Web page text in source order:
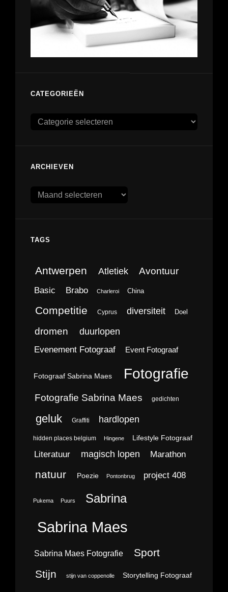
CATEGORIEËN
Categorieën
ARCHIEVEN
Archieven
TAGS
Antwerpen Atletiek Avontuur
Basic Brabo Charleroi China
Competitie Cyprus diversiteit Doel
dromen duurlopen
Evenement Fotograaf Event Fotograaf
Fotograaf Sabrina Maes Fotografie
Fotografie Sabrina Maes gedichten
geluk Graffiti hardlopen
hidden places belgium Hingene Lifestyle Fotograaf
Literatuur magisch lopen Marathon
natuur Poezie Pontonbrug project 408
Pukema Puurs Sabrina
Sabrina Maes
Sabrina Maes Fotografie Sport
Stijn stijn van coppenolle Storytelling Fotograaf